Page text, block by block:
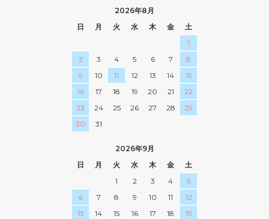
2026年8月
日
月 火 水 木 金
土
1
2
3 4 5 6 7
8
9
10 11 12 13 14
15
16
17 18 19 20 21
22
23
24 25 26 27 28
29
30
31
2026年9月
日
月 火 水 木 金
土
1
2 3 4
5
6
7 8 9 10 11
12
13
14 15 16 17 18
19